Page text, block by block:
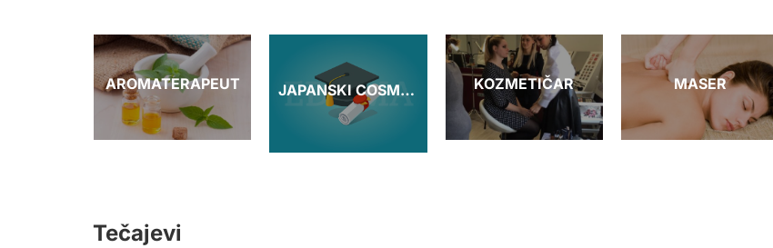
AROMATERAPEUT JAPANSKI COSMO LIFTING KOZMETIČAR MASER
Tečajevi